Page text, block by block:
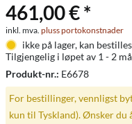
461,00 € *
inkl. mva. pluss portokonstnader
ikke på lager, kan bestilles
Tilgjengelig i løpet av 1 - 2
Produkt-nr.: E6678
For bestillinger, vennligst
kun til Tyskland). Ønsker